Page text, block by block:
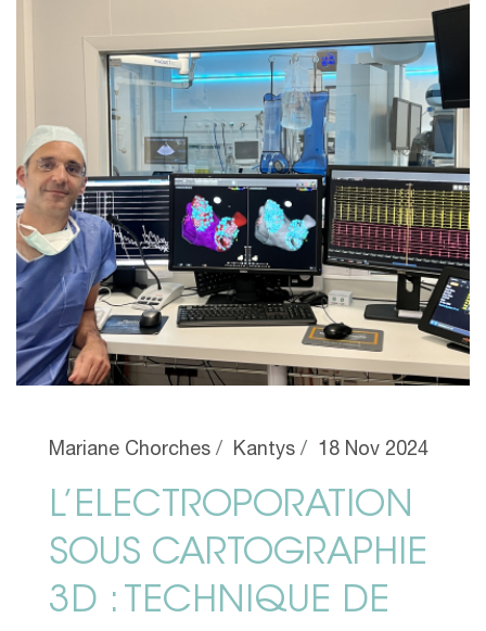
Mariane Chorches Kantys 18 Nov 2024
L’ELECTROPORATION
SOUS CARTOGRAPHIE
3D : TECHNIQUE DE